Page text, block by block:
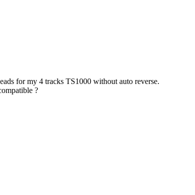
for my 4 tracks TS1000 without auto reverse.
?